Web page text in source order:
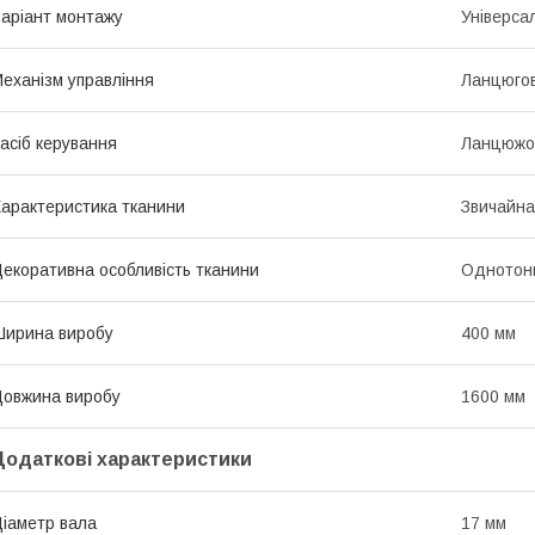
монтажу
управління
керування
тканини Звичайна
особливість тканини
виробу 400 мм
виробу 1600 мм
характеристики
вала 17 мм